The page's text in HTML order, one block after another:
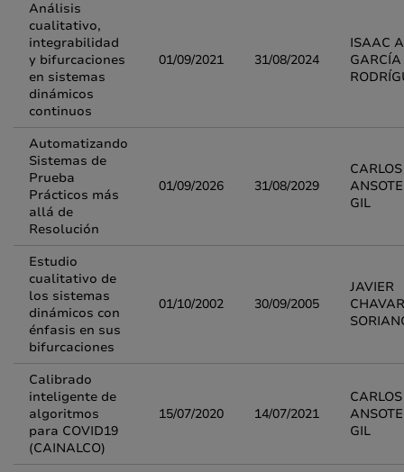
Análisis
cualitativo,
integrabilidad
y bifurcaciones
en sistemas
dinámicos
continuos
01/09/2021 31/08/2024
ISAAC
GARCÍA
Automatizando
Sistemas de
Prueba
Prácticos más
allá de
Resolución
01/09/2026 31/08/2029
GIL
Estudio
cualitativo de
los sistemas
dinámicos con
énfasis en sus
bifurcaciones
01/10/2002 30/09/2005
JAVIER
Calibrado
inteligente de
algoritmos
para COVID19
(CAINALCO)
15/07/2020 14/07/2021
GIL